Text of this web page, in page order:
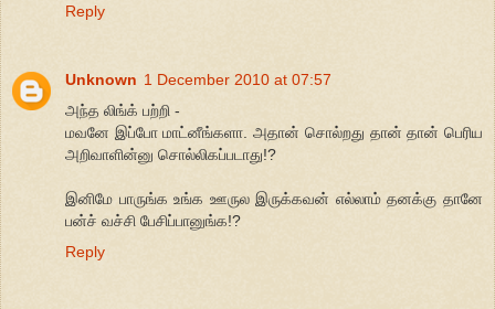
Reply
Unknown 1 December 2010 at 07:57
அந்த லிங்க் பற்றி -
மவனே இப்போ மாட்னீங்களா. அதான் சொல்றது தான் தான் பெரிய
அறிவாளின்னு சொல்லிகப்படாது!?
இனிமே பாருங்க உங்க ஊருல இருக்கவன் எல்லாம் தனக்கு தானே
பன்ச் வச்சி பேசிப்பானுங்க!?
Reply